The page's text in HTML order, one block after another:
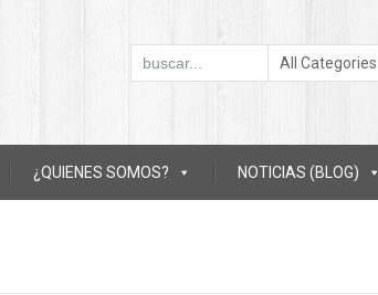
¿QUIENES SOMOS? NOTICIAS (BLOG)